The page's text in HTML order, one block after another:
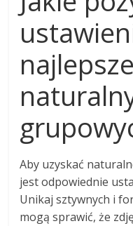
Aby uzyskać
jest odpowiednie
Unikaj sztywnych i
mogą sprawić, że